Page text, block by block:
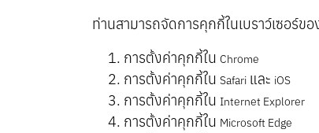
ท่านสามารถจัดการคุกกี้ในเบราว์เซอร์ข
การตั้งค่าคุกกี้ใน Chrome
การตั้งค่าคุกกี้ใน Safari และ iOS
การตั้งค่าคุกกี้ใน Internet Explorer
การตั้งค่าคุกกี้ใน Microsoft Edge